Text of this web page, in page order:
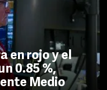
en rojo y el
0.85 %,
Medio